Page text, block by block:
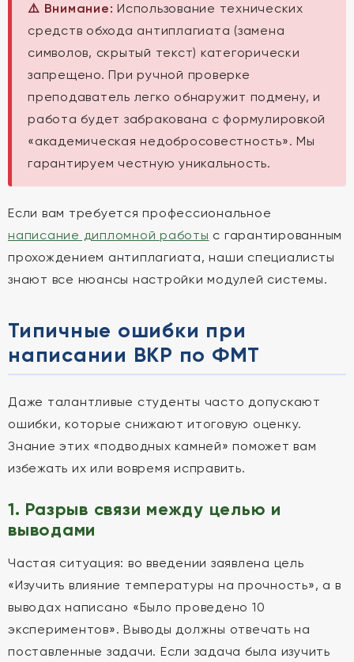
⚠️ Внимание: Использование технических
средств обхода антиплагиата (замена
символов, скрытый текст) категорически
запрещено. При ручной проверке
преподаватель легко обнаружит подмену, и
работа будет забракована с формулировкой
«академическая недобросовестность». Мы
гарантируем честную уникальность.
Если вам требуется профессиональное
написание дипломной работы с гарантированным
прохождением антиплагиата, наши специалисты
знают все нюансы настройки модулей системы.
Типичные ошибки при
написании ВКР по ФМТ
Даже талантливые студенты часто допускают
ошибки, которые снижают итоговую оценку.
Знание этих «подводных камней» поможет вам
избежать их или вовремя исправить.
1. Разрыв связи между целью и
выводами
Частая ситуация: во введении заявлена цель
«Изучить влияние температуры на прочность», а в
выводах написано «Было проведено 10
экспериментов». Выводы должны отвечать на
поставленные задачи. Если задача была изучить